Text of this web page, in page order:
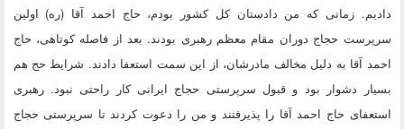
دادیم. زمانی که من دادستان کل کشور بودم، حاج احمد آقا (ره) اولین
سرپرست حجاج دوران مقام معظم رهبری بودند. بعد از فاصله کوتاهی، حاج
احمد آقا به دلیل مخالف مادرشان، از این سمت استعفا دادند. شرایط حج هم
بسیار دشوار بود و قبول سرپرستی حجاج ایرانی کار راحتی نبود. رهبری
استعفای حاج احمد آقا را پذیرفتند و من را دعوت کردند تا سرپرستی حجاج